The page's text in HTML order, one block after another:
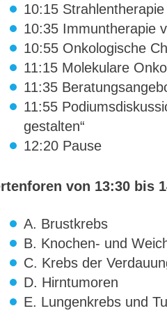
10:15
10:35 Immuntherapie
10:55 Onkologische
11:15 Molekulare
11:35
11:55
gestalten“
12:20 Pause
von 13:30 bis
A. Brustkrebs
B. Knochen- und
C. Krebs der
D. Hirntumoren
E. Lungenkrebs und